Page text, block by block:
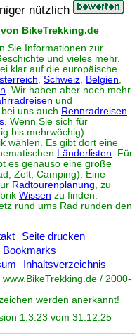
nützlich
BikeTrekking.de
Sie Informationen zur
und vieles mehr.
klar auf die europäische
, Schweiz, Belgien,
. Wir haben aber noch mehr
und
uns auch Rennradreisen
. Wenn Sie sich für
bis mehrwöchig)
wählen. Es gibt dort eine
Länderlisten. Für
es genauso eine große
Zelt, Camping). Eine
Radtourenplanung, zu
Wissen zu finden.
rund ums Rad runden den
Seite drucken
Bookmarks
Inhaltsverzeichnis
BikeTrekking.de / 2000-
werden anerkannt!
1.3.23 vom 31.12.25